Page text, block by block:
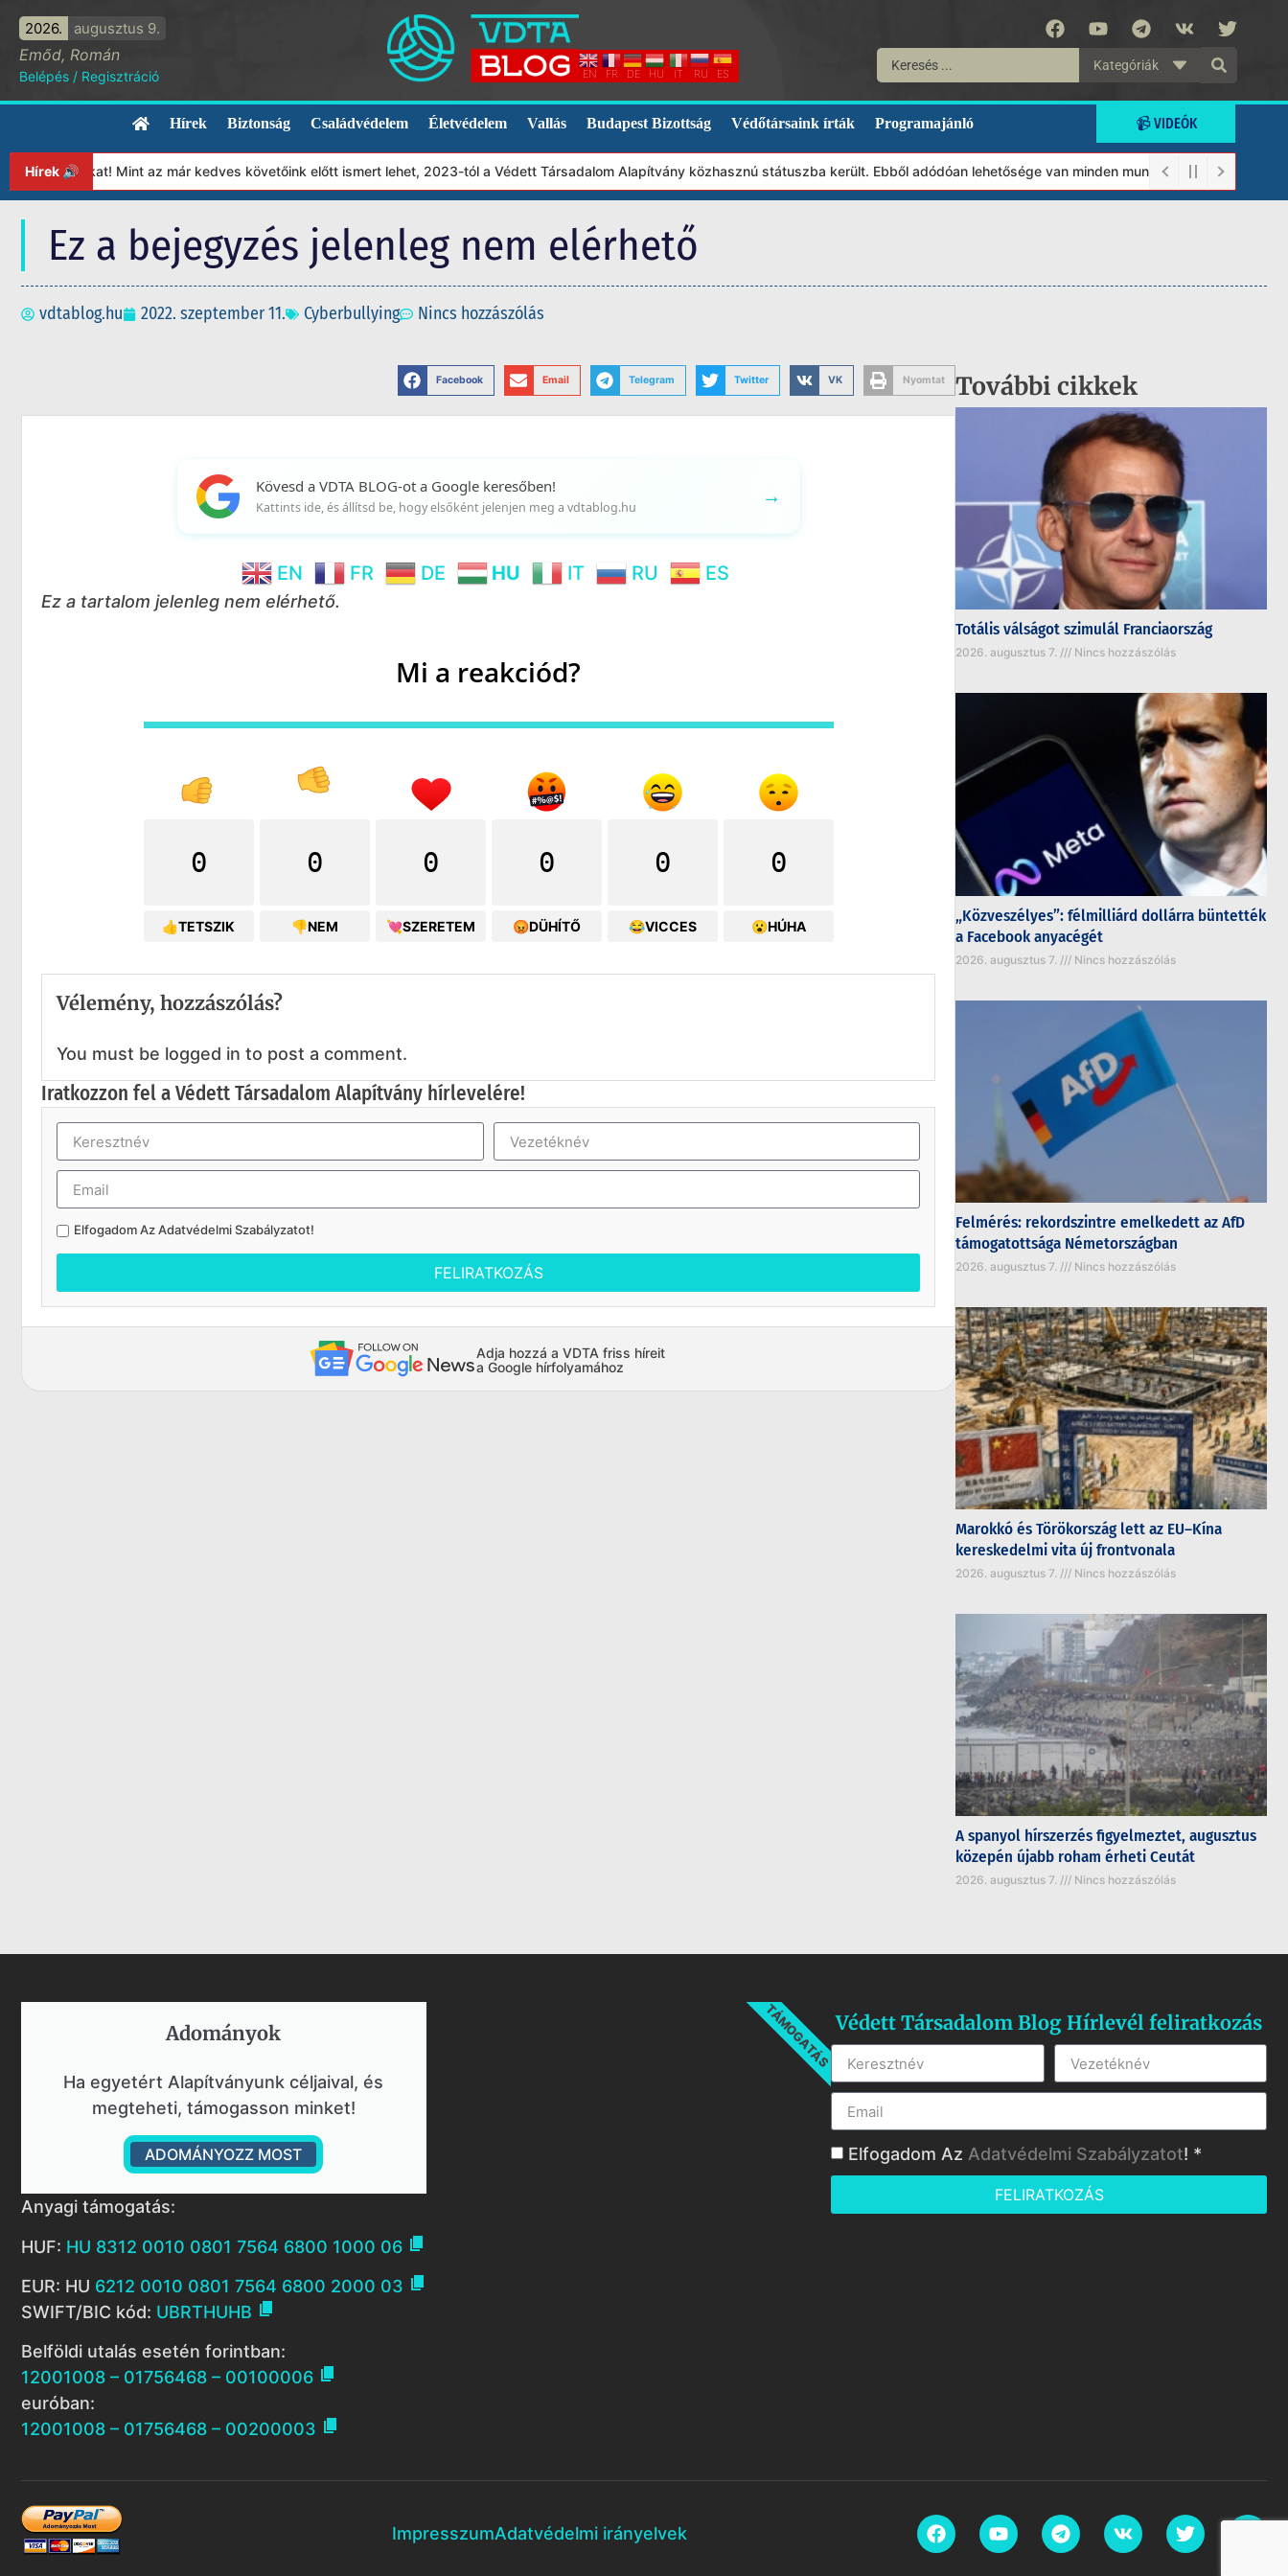
2026. augusztus 9.
Emőd, Román
Belépés / Regisztráció EN FR DE HU IT RU ES
Kategóriák
Hírek Biztonság Családvédelem Életvédelem Vallás Budapest Bizottság Védőtársaink írták Programajánló 📹 VIDEÓK
Hírek 🔊Mint az már kedves követőink előtt ismert lehet, 2023-tól a Védett Társadalom Alapítvány közhasznú státuszba került. Ebből adódóan lehetősége van minden munkánkat segíteni
Ez a bejegyzés jelenleg nem elérhető
vdtablog.hu 2022. szeptember 11. Cyberbullying Nincs hozzászólás
Facebook Email Telegram Twitter VK Nyomtat
Kövesd a VDTA BLOG-ot a Google keresőben!
Kattints ide, és állítsd be, hogy elsőként jelenjen meg a vdtablog.hu →
EN FR DE HU IT RU ES
Ez a tartalom jelenleg nem elérhető.
Mi a reakciód?
0
👍TETSZIK
0
👎NEM
0
💘SZERETEM
0
😡DÜHÍTŐ
0
😂VICCES
0
😮HÚHA
Vélemény, hozzászólás?
You must be logged in to post a comment.
Iratkozzon fel a Védett Társadalom Alapítvány hírlevelére!
Elfogadom AzAdatvédelmi Szabályzatot!
FELIRATKOZÁS
Adja hozzá a VDTA friss híreit
a Google hírfolyamához
További cikkek
Totális válságot szimulál Franciaország
2026. augusztus 7. Nincs hozzászólás
„Közveszélyes”: félmilliárd dollárra büntették
a Facebook anyacégét
2026. augusztus 7. Nincs hozzászólás
Felmérés: rekordszintre emelkedett az AfD
támogatottsága Németországban
2026. augusztus 7. Nincs hozzászólás
Marokkó és Törökország lett az EU–Kína
kereskedelmi vita új frontvonala
2026. augusztus 7. Nincs hozzászólás
A spanyol hírszerzés figyelmeztet, augusztus
közepén újabb roham érheti Ceutát
2026. augusztus 7. Nincs hozzászólás
Adományok​
Ha egyetért Alapítványunk céljaival, és
megteheti, támogasson minket!
ADOMÁNYOZZ MOST
TÁMOGATÁS
Anyagi támogatás:
HUF: HU 8312 0010 0801 7564 6800 1000 06 
EUR: HU 6212 0010 0801 7564 6800 2000 03 
SWIFT/BIC kód: UBRTHUHB 
Belföldi utalás esetén forintban:
12001008 – 01756468 – 00100006 
euróban:
12001008 – 01756468 – 00200003 
Védett Társadalom Blog Hírlevél feliratkozás
Elfogadom Az Adatvédelmi Szabályzatot! *
FELIRATKOZÁS
ImpresszumAdatvédelmi irányelvek